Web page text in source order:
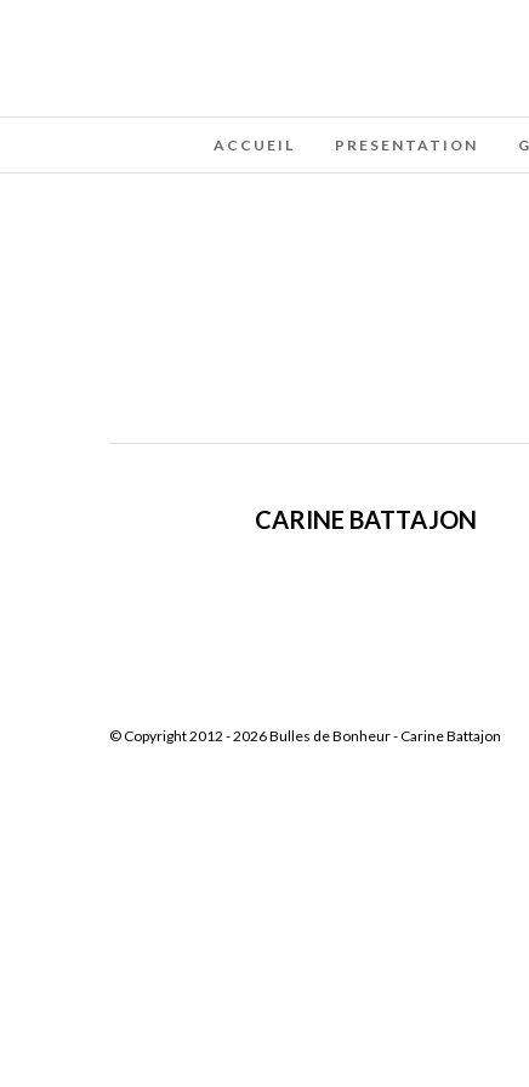
ACCUEIL PRESENTATION
CARINE BATTAJON
© Copyright 2012 - 2026 Bulles de Bonheur -Carine Battajon